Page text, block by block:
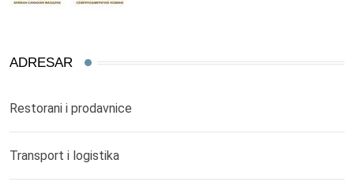
ADRESAR
Restorani i prodavnice
Transport i logistika